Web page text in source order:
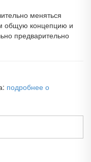
меняться
общую концепцию и
предварительно
подробнее о